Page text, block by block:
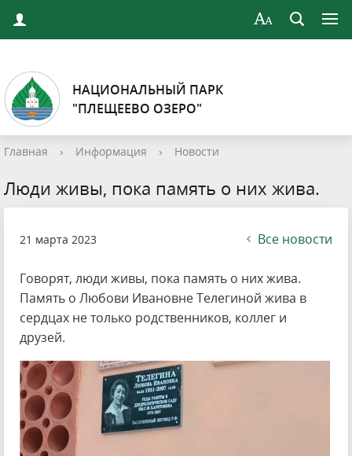
НАЦИОНАЛЬНЫЙ ПАРК
"ПЛЕЩЕЕВО ОЗЕРО"
Главная › Информация › Новости
Люди живы, пока память о них жива.
21 марта 2023 Все новости
Говорят, люди живы, пока память о них жива.
Память о Любови Ивановне Телегиной жива в
сердцах не только родственников, коллег и
друзей.